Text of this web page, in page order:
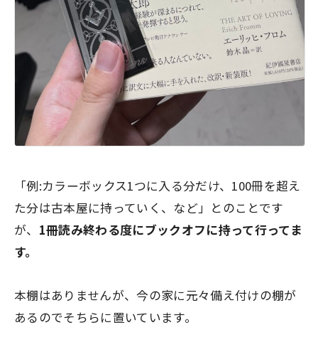
「例:カラーボックス1つに入る分だけ、100冊を超え
た分は古本屋に持っていく、など」とのことです
が、 1冊読み終わる度にブックオフに持って行ってま
す。
本棚はありませんが、今の家に元々備え付けの棚が
あるのでそちらに置いています。